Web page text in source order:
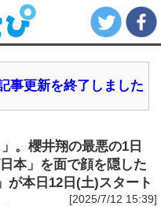
事更新を終了しました
。櫻井翔の最悪の1日
本」を面で顔を隠した
が本日12日(土)スタート
[2025/7/12 15:39]